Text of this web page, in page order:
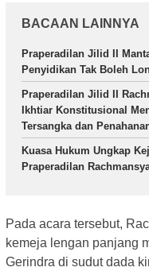
BACAAN LAINNYA
Praperadilan Jilid II
Penyidikan Tak Boleh
Praperadilan Jilid II
Ikhtiar Konstitusional
Tersangka dan
Kuasa Hukum Ungkap
Praperadilan
Pada acara tersebut,
kemeja lengan panjang
Gerindra di sudut dada